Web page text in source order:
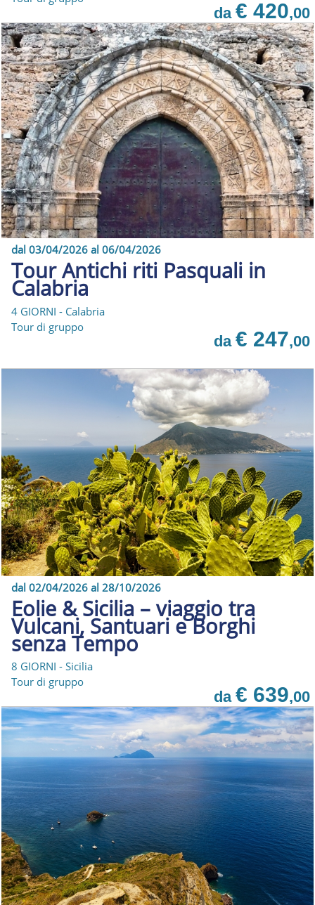
da € 420,00
dal 03/04/2026 al 06/04/2026
Tour Antichi riti Pasquali in
Calabria
4 GIORNI - Calabria
Tour di gruppo
da € 247,00
dal 02/04/2026 al 28/10/2026
Eolie & Sicilia – viaggio tra
Vulcani, Santuari e Borghi
senza Tempo
8 GIORNI - Sicilia
Tour di gruppo
da € 639,00